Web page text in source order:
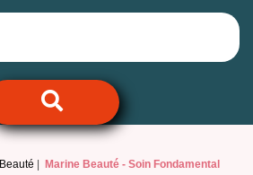
Beauté Marine Beauté -Soin Fondamental